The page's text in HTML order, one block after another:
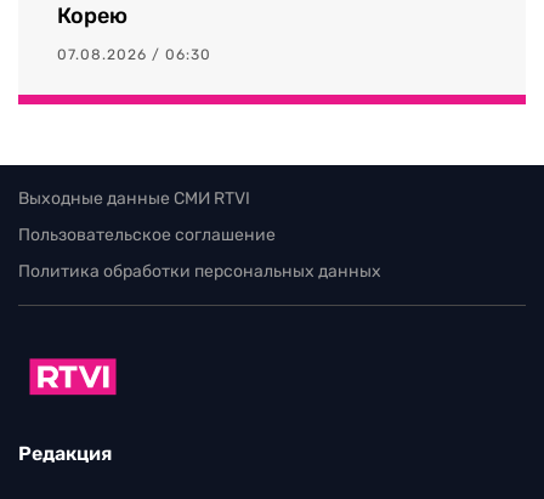
Корею
07.08.2026 / 06:30
Выходные данные СМИ RTVI
Пользовательское соглашение
Политика обработки персональных данных
Редакция